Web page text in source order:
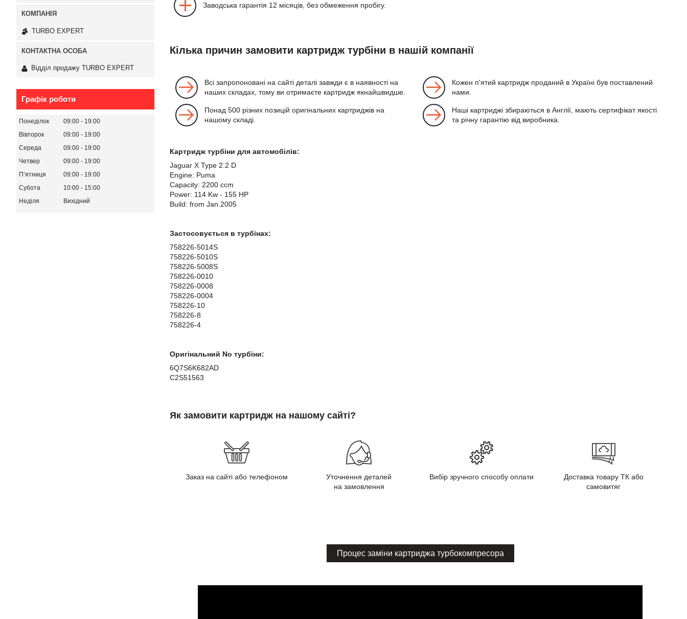
Заводська гарантія 12 місяців, без обмеження пробігу.
Кілька причин замовити картридж турбіни в нашій компанії
Всі запропоновані на сайті деталі завжди є в наявності на
наших складах, тому ви отримаєте картридж якнайшвидше.
Понад 500 різних позицій оригінальних картриджів на
нашому складі.
Кожен п'ятий картридж проданий в Україні був поставлений
нами.
Наші картриджі збираються в Англії, мають сертифікат якості
та річну гарантію від виробника.
Картридж турбіни для автомобілів:
Jaguar X Type 2.2 D
Engine: Puma
Capacity: 2200 ccm
Power: 114 Kw - 155 HP
Build: from Jan.2005
Застосовується в турбінах:
758226-5014S
758226-5010S
758226-5008S
758226-0010
758226-0008
758226-0004
758226-10
758226-8
758226-4
Оригінальний No турбіни:
6Q7S6K682AD
C2S51563
Як замовити картридж на нашому сайті?
Заказ на сайті або телефоном
Уточнення деталей
на замовлення
Вибір зручного способу оплати
Доставка товару ТК або
самовитяг
Процес заміни картриджа турбокомпресора
TURBO EXPERT
Відділ продажу TURBO EXPERT
Графік роботи
Понеділок 09:00
19:00
Вівторок
09:00
19:00
Середа
09:00
19:00
Четвер
09:00
19:00
Пʼятниця
09:00
19:00
Субота
10:00
15:00
Неділя
Вихідний